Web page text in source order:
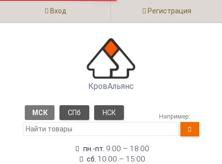
Вход Регистрация
КровАльянс
МСК СПб НСК Например:
пн.-пт. 9:00 – 18:00
сб. 10:00 – 15:00